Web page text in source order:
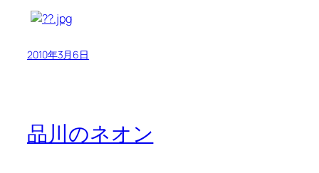
2010年3月6日
品川のネオン